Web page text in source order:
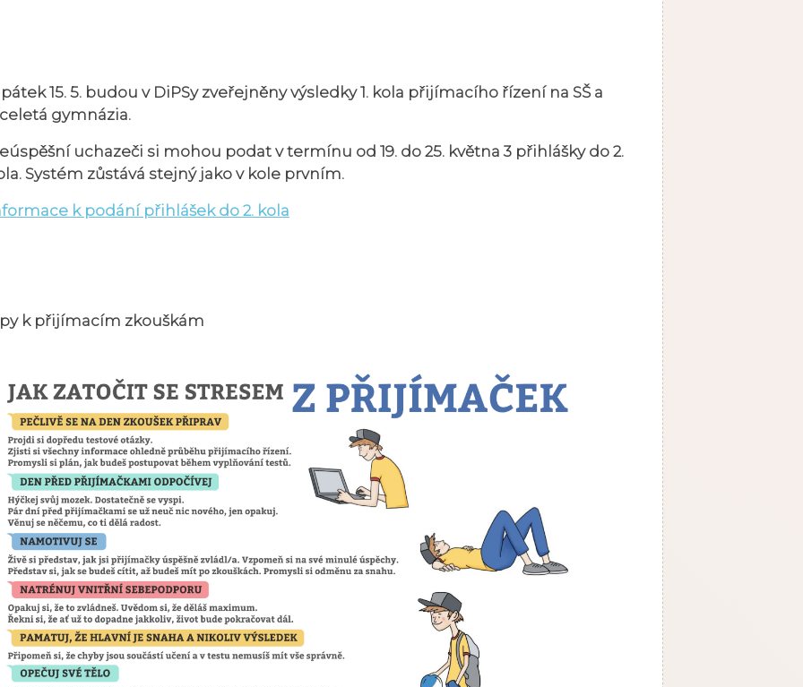
15. 5. budou v DiPSy zveřejněny výsledky 1. kola přijímacího řízení na SŠ a
gymnázia.
uchazeči si mohou podat v termínu od 19. do 25. května 3 přihlášky do 2.
Systém zůstává stejný jako v kole prvním.
k podání přihlášek do 2. kola
k přijímacím zkouškám